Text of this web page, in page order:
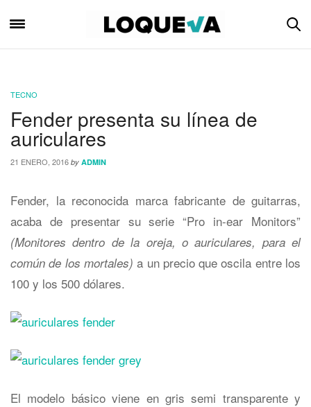
TECNO
Fender presenta su línea de
auriculares
21 ENERO, 2016 by ADMIN
Fender, la reconocida marca fabricante de guitarras,
acaba de presentar su serie “Pro in-ear Monitors”
(Monitores dentro de la oreja, o auriculares, para el
común de los mortales) a un precio que oscila entre los
100 y los 500 dólares.
El modelo básico viene en gris semi transparente y